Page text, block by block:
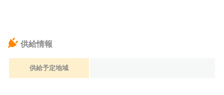
供給情報
供給予定地域